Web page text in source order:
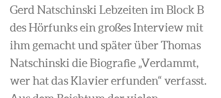
Gerd Natschinski Lebzeiten im Block B
des Hörfunks ein großes Interview mit
ihm gemacht und später über Thomas
Natschinski die Biografie „Verdammt,
wer hat das Klavier erfunden“ verfasst.